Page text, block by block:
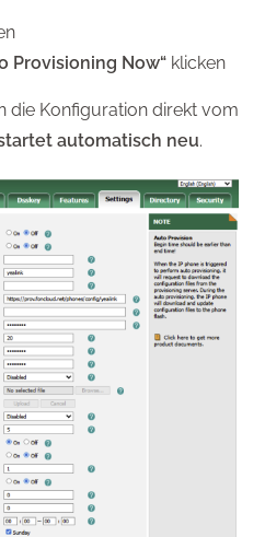
Provisioning Now“ klicken
die Konfiguration direkt vom
automatisch neu.